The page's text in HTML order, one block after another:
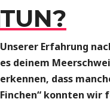
TUN?
Unserer Erfahrung
es deinem
erkennen, dass
Finchen“ konnten wir